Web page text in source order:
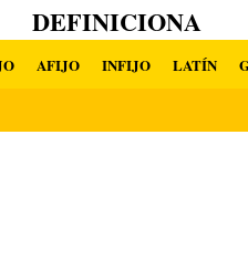
DEFINICIONA
AFIJO INFIJO LATÍN